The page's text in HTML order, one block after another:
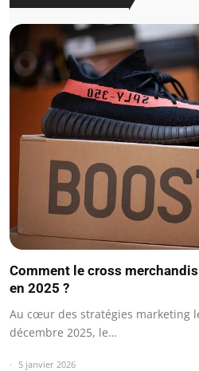
Comment le cross
en 2025 ?
Au cœur des stratégies marketing
décembre 2025, le…
5 janvier 2026